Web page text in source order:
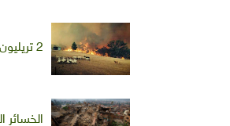
2 تريليون دولار خسائر الكوارث عالميا خلال 20 عاما
الخسائر